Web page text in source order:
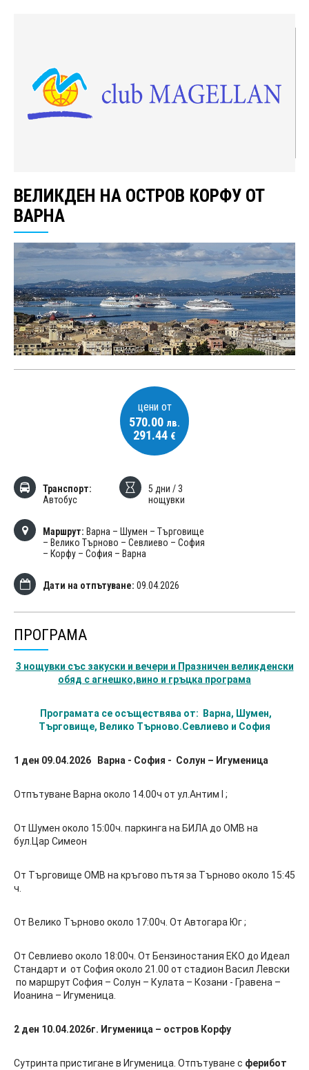
ВЕЛИКДЕН НА ОСТРОВ КОРФУ ОТ
ВАРНА
Транспорт:
Автобус
5 дни / 3
нощувки
Маршрут: Варна – Шумен – Търговище
– Велико Търново – Севлиево – София
– Корфу – София – Варна
Дати на отпътуване: 09.04.2026
цени от
570.00 лв.
291.44 €
ПРОГРАМА
3 нощувки със закуски и вечери и Празничен великденски
обяд с агнешко,вино и гръцка програма
Програмата се осъществява от: Варна, Шумен,
Търговище, Велико Търново.Севлиево и София
1 ден 09.04.2026 Варна - София - Солун – Игуменица
Отпътуване Варна около 14.00ч от ул.Антим I ;
От Шумен около 15:00ч. паркинга на БИЛА до ОМВ на
бул.Цар Симеон
От Търговище ОМВ на кръгово пътя за Търново около 15:45
ч.
От Велико Търново около 17:00ч. От Автогара Юг ;
От Севлиево около 18:00ч. От Бензиностания ЕКО до Идеал
Стандарт и от София около 21.00 от стадион Васил Левски
по маршрут София – Солун – Кулата – Козани - Гравена –
Иоанина – Игуменица.
2 ден 10.04.2026г. Игуменица – остров Корфу
Сутринта пристигане в Игуменица. Отпътуване с ферибот